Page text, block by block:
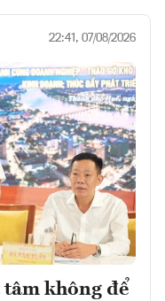
22:41, 07/08/2026
không để